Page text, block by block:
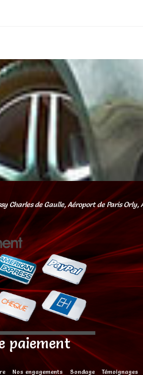
Charles de Gaulle, Aéroport de Paris
paiement
Nos engagements Sondage Témoignages